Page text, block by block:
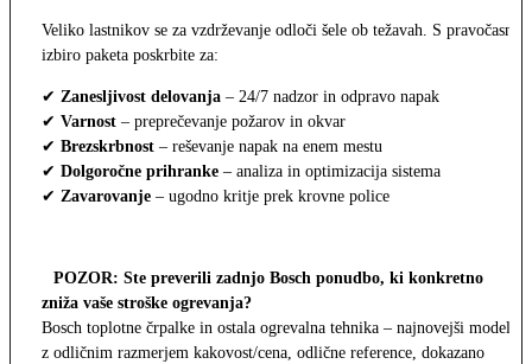
Veliko lastnikov se za vzdrževanje odloči šele ob težavah. S pravočasno
izbiro paketa poskrbite za:
✔ Zanesljivost delovanja – 24/7 nadzor in odpravo napak
✔ Varnost – preprečevanje požarov in okvar
✔ Brezskrbnost – reševanje napak na enem mestu
✔ Dolgoročne prihranke – analiza in optimizacija sistema
✔ Zavarovanje – ugodno kritje prek krovne police
POZOR: Ste preverili zadnjo Bosch ponudbo, ki konkretno
zniža vaše stroške ogrevanja?
Bosch toplotne črpalke in ostala ogrevalna tehnika – najnovejši modeli
z odličnim razmerjem kakovost/cena, odlične reference, dokazano